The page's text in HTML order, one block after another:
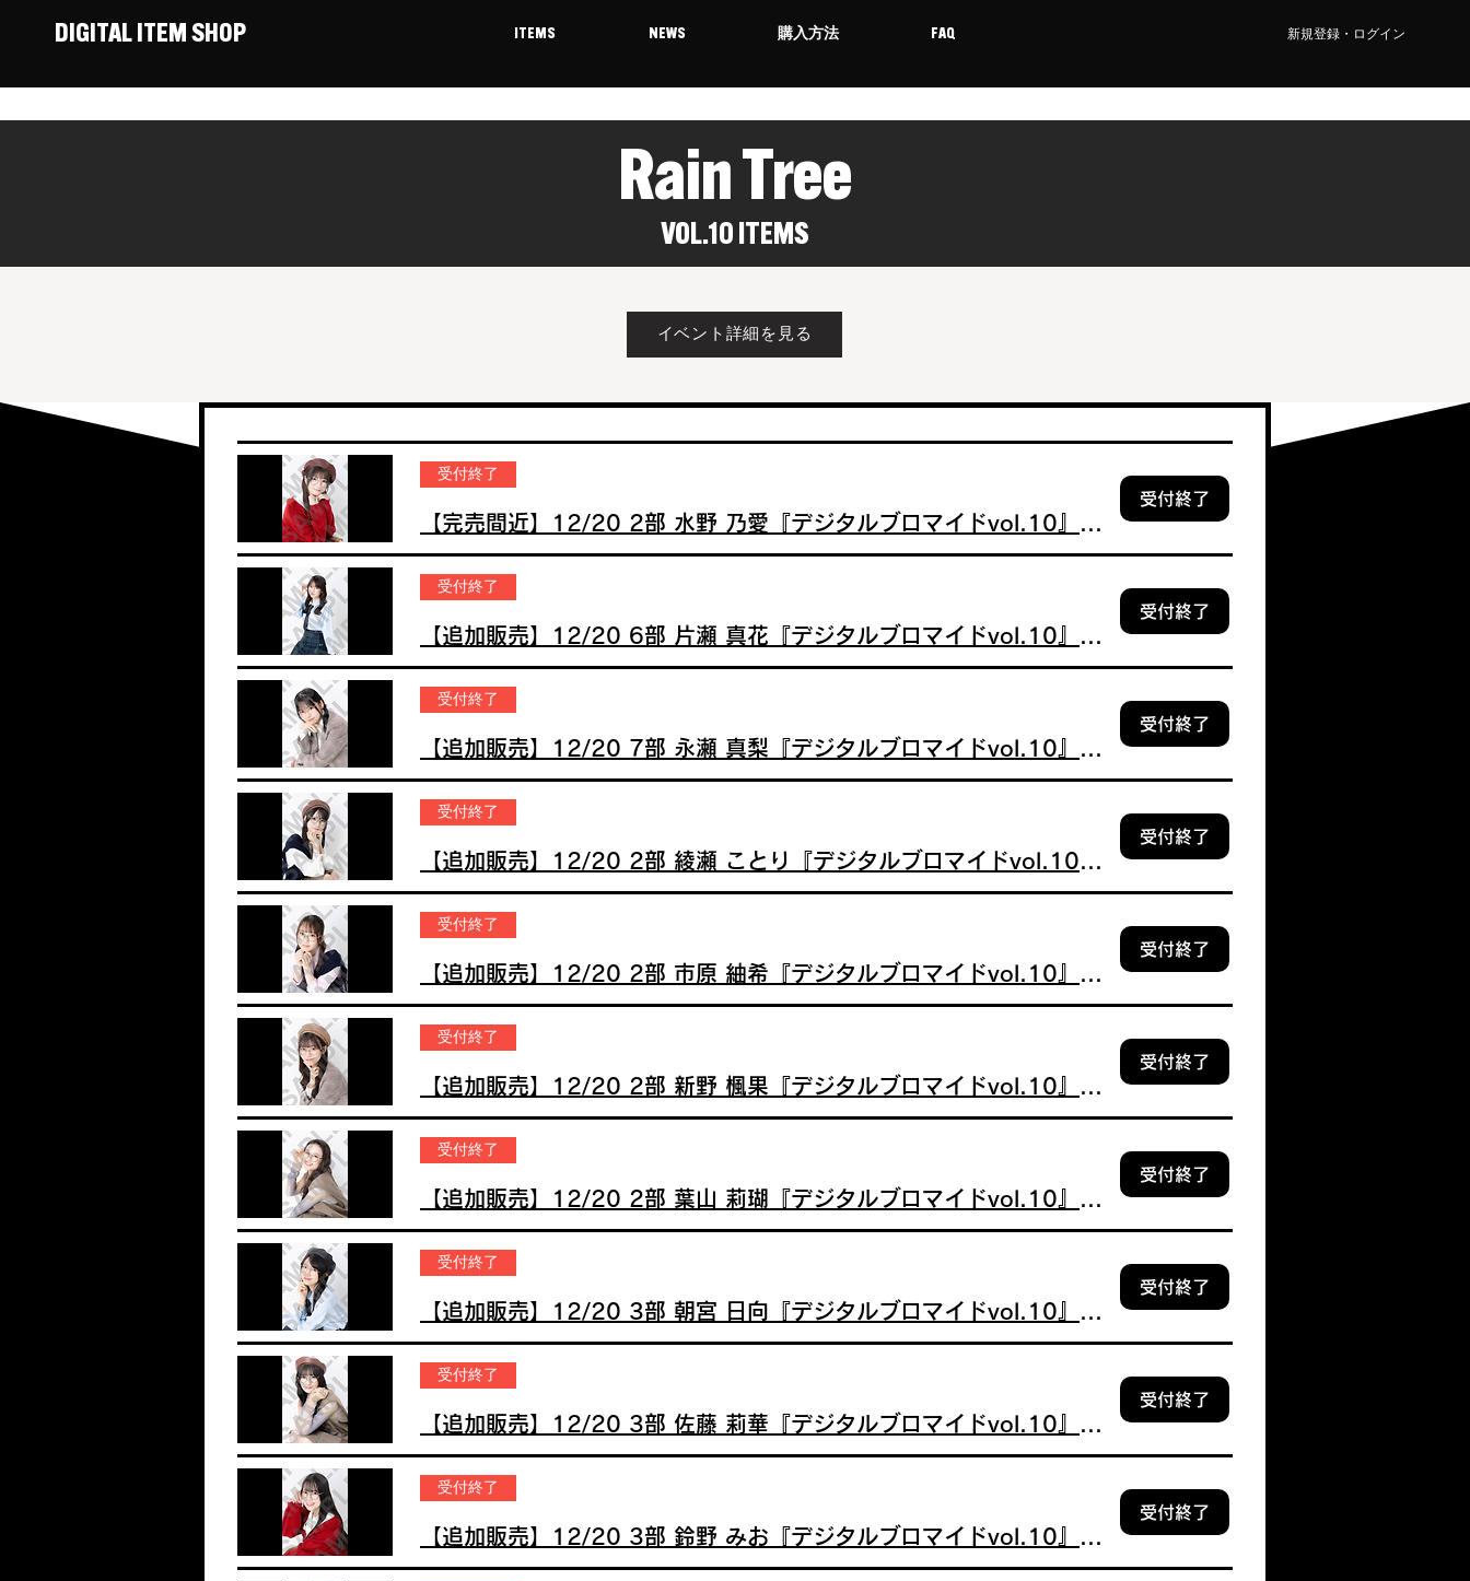
DIGITAL ITEM SHOP ITEMS NEWS 購入方法 FAQ 新規登録・ログイン
Rain Tree
VOL.10 ITEMS
イベント詳細を見る
受付終了
受付終了
受付終了
受付終了
受付終了
受付終了
受付終了
受付終了
受付終了
受付終了
受付終了
受付終了
受付終了
受付終了
受付終了
受付終了
受付終了
受付終了
受付終了
受付終了